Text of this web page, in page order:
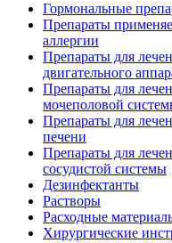
Гормональные
Препараты
аллергии
Препараты для
двигательного
Препараты для
мочеполовой
Препараты для
печени
Препараты для
сосудистой системы
Дезинфектанты
Растворы
Расходные
Хирургические